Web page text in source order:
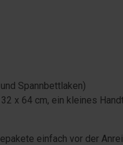
Spannbettlaken)
x 64 cm, ein kleines
einfach vor der